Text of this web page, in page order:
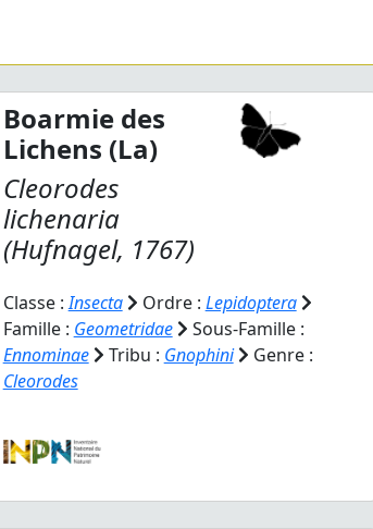
Boarmie des
Lichens (La)
Cleorodes
lichenaria
(Hufnagel, 1767)
Classe :Insecta Ordre : Lepidoptera
Famille : Geometridae
Sous-Famille :
Ennominae
Tribu : Gnophini
Genre :
Cleorodes